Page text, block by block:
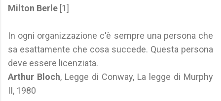
Milton Berle [1]
In ogni organizzazione c'è sempre una persona che
sa esattamente che cosa succede. Questa persona
deve essere licenziata.
Arthur Bloch, Legge di Conway, La legge di Murphy
II, 1980